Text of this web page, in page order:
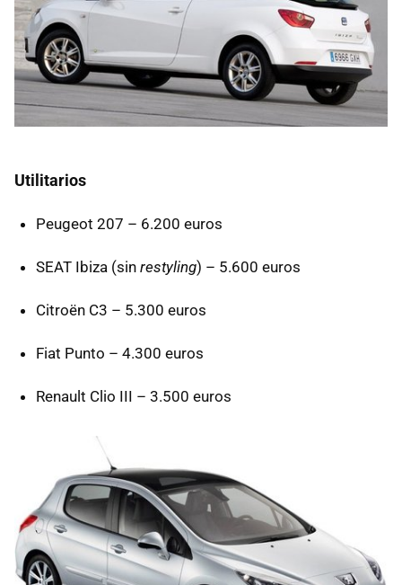
Utilitarios
Peugeot 207 – 6.200 euros
SEAT Ibiza (sin restyling) – 5.600 euros
Citroën C3 – 5.300 euros
Fiat Punto – 4.300 euros
Renault Clio III – 3.500 euros